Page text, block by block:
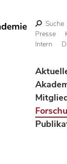
Suche
Presse
Intern